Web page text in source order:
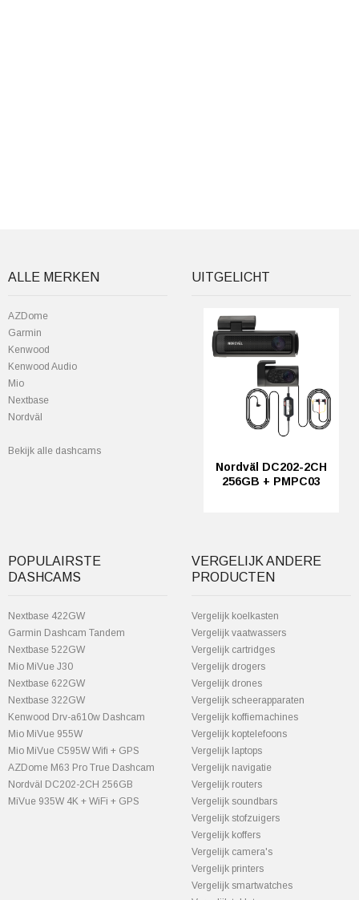
ALLE MERKEN
AZDome
Garmin
Kenwood
Kenwood Audio
Mio
Nextbase
Nordväl
Bekijk alle dashcams
UITGELICHT
Nordväl DC202-2CH
256GB + PMPC03
POPULAIRSTE
DASHCAMS
Nextbase 422GW
Garmin Dashcam Tandem
Nextbase 522GW
Mio MiVue J30
Nextbase 622GW
Nextbase 322GW
Kenwood Drv-a610w Dashcam
Mio MiVue 955W
Mio MiVue C595W Wifi + GPS
AZDome M63 Pro True Dashcam
Nordväl DC202-2CH 256GB
MiVue 935W 4K + WiFi + GPS
VERGELIJK ANDERE
PRODUCTEN
Vergelijk koelkasten
Vergelijk vaatwassers
Vergelijk cartridges
Vergelijk drogers
Vergelijk drones
Vergelijk scheerapparaten
Vergelijk koffiemachines
Vergelijk koptelefoons
Vergelijk laptops
Vergelijk navigatie
Vergelijk routers
Vergelijk soundbars
Vergelijk stofzuigers
Vergelijk koffers
Vergelijk camera's
Vergelijk printers
Vergelijk smartwatches